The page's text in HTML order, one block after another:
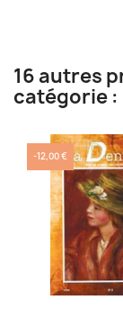
16 autres
catégorie :
-12,00 €